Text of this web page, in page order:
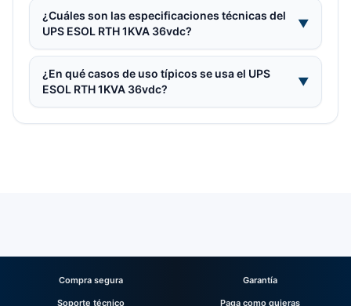
¿Cuáles son las especificaciones técnicas del
UPS ESOL RTH 1KVA 36vdc?
▼
¿En qué casos de uso típicos se usa el UPS
ESOL RTH 1KVA 36vdc?
▼
Compra segura Garantía
Soporte técnico Paga como quieras